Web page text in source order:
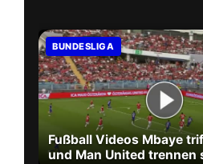
BUNDESLIGA
Fußball Videos Mbaye
und Man United trennen